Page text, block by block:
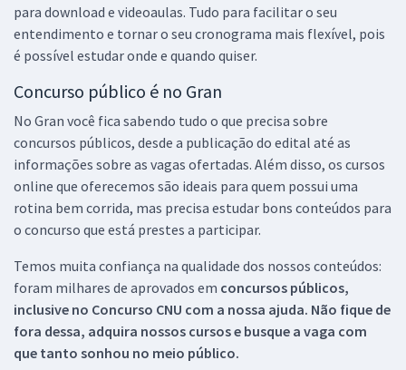
para download e videoaulas. Tudo para facilitar o seu
entendimento e tornar o seu cronograma mais flexível, pois
é possível estudar onde e quando quiser.
Concurso público é no Gran
No Gran você fica sabendo tudo o que precisa sobre
concursos públicos, desde a publicação do edital até as
informações sobre as vagas ofertadas. Além disso, os cursos
online que oferecemos são ideais para quem possui uma
rotina bem corrida, mas precisa estudar bons conteúdos para
o concurso que está prestes a participar.
Temos muita confiança na qualidade dos nossos conteúdos:
foram milhares de aprovados em concursos públicos,
inclusive no Concurso CNU com a nossa ajuda. Não fique de
fora dessa, adquira nossos cursos e busque a vaga com
que tanto sonhou no meio público.